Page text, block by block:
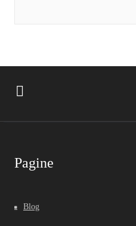
Pagine
Blog